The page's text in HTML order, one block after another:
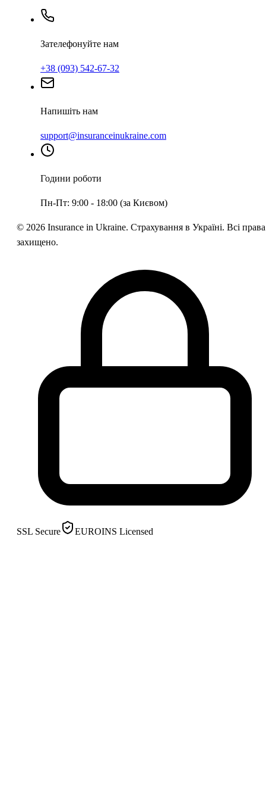
Зателефонуйте нам
+38 (093) 542-67-32
Напишіть нам
support@insuranceinukraine.com
Години роботи
Пн-Пт: 9:00 - 18:00 (за Києвом)
© 2026 Insurance in Ukraine. Страхування в Україні. Всі права
захищено.
SSL Secure EUROINS Licensed